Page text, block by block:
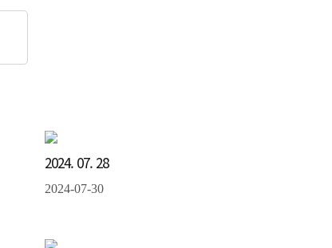
2024. 07. 28
2024-07-30